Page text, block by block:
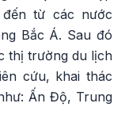
từ các nước
Bắc Á. Sau đó
thị trường du lịch
cứu, khai thác
Ấn Độ, Trung